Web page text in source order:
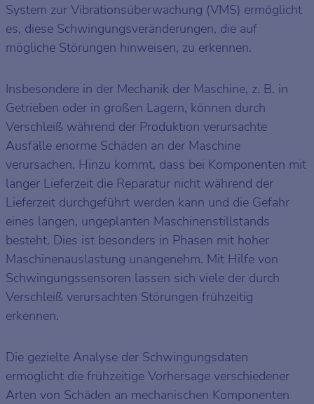
System zur Vibrationsüberwachung (VMS) ermöglicht
es, diese Schwingungsveränderungen, die auf
mögliche Störungen hinweisen, zu erkennen.
Insbesondere in der Mechanik der Maschine, z. B. in
Getrieben oder in großen Lagern, können durch
Verschleiß während der Produktion verursachte
Ausfälle enorme Schäden an der Maschine
verursachen. Hinzu kommt, dass bei Komponenten mit
langer Lieferzeit die Reparatur nicht während der
Lieferzeit durchgeführt werden kann und die Gefahr
eines langen, ungeplanten Maschinenstillstands
besteht. Dies ist besonders in Phasen mit hoher
Maschinenauslastung unangenehm. Mit Hilfe von
Schwingungssensoren lassen sich viele der durch
Verschleiß verursachten Störungen frühzeitig
erkennen.
Die gezielte Analyse der Schwingungsdaten
ermöglicht die frühzeitige Vorhersage verschiedener
Arten von Schäden an mechanischen Komponenten